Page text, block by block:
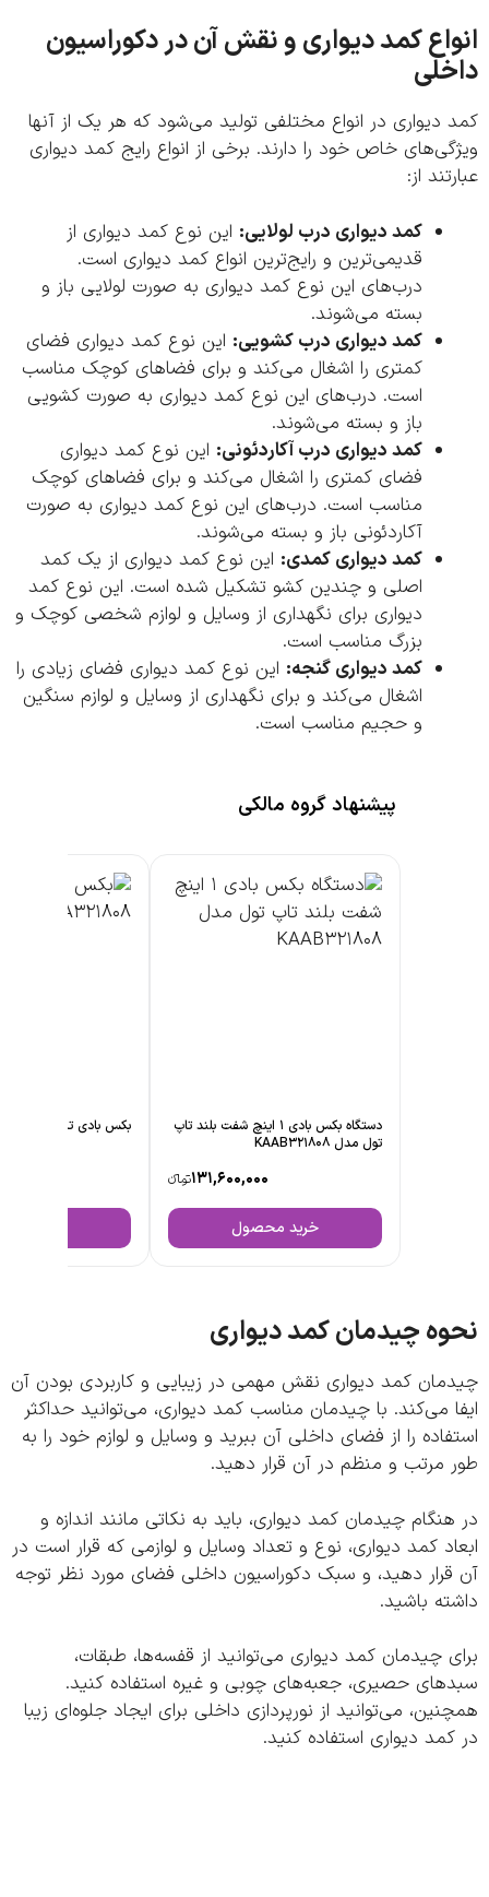
کمد دیواری و نقش آن در دکوراسیون
دیواری در انواع مختلفی تولید می‌شود که هر یک از آنها
خاص خود را دارند. برخی از انواع رایج کمد دیواری
از:
کمد دیواری درب لولایی:این نوع کمد دیواری از
قدیمی‌ترین و رایج‌ترین انواع کمد دیواری است.
درب‌های این نوع کمد دیواری به صورت لولایی باز و
بسته می‌شوند.
کمد دیواری درب کشویی:این نوع کمد دیواری فضای
کمتری را اشغال می‌کند و برای فضاهای کوچک مناسب
است. درب‌های این نوع کمد دیواری به صورت کشویی
باز و بسته می‌شوند.
کمد دیواری درب آکاردئونی:این نوع کمد دیواری
فضای کمتری را اشغال می‌کند و برای فضاهای کوچک
مناسب است. درب‌های این نوع کمد دیواری به صورت
آکاردئونی باز و بسته می‌شوند.
کمد دیواری کمدی:این نوع کمد دیواری از یک کمد
اصلی و چندین کشو تشکیل شده است. این نوع کمد
دیواری برای نگهداری از وسایل و لوازم شخصی کوچک و
بزرگ مناسب است.
کمد دیواری گنجه:این نوع کمد دیواری فضای زیادی را
اشغال می‌کند و برای نگهداری از وسایل و لوازم سنگین
و حجیم مناسب است.
پیشنهاد گروه مالکی
دستگاه بکس بادی 1 اینچ شفت بلند تاپ
تول مدل KAAB321808
131,600,000تومانءء
خرید محصول
بکس بادی تاپ تول مدل KAAA321808
چیدمان کمد دیواری
کمد دیواری نقش مهمی در زیبایی و کاربردی بودن آن
می‌کند. با چیدمان مناسب کمد دیواری، می‌توانید حداکثر
را از فضای داخلی آن ببرید و وسایل و لوازم خود را به
مرتب و منظم در آن قرار دهید.
چیدمان کمد دیواری، باید به نکاتی مانند اندازه و
کمد دیواری، نوع و تعداد وسایل و لوازمی که قرار است در
دهید، و سبک دکوراسیون داخلی فضای مورد نظر توجه
باشید.
چیدمان کمد دیواری می‌توانید از قفسه‌ها، طبقات،
حصیری، جعبه‌های چوبی و غیره استفاده کنید.
می‌توانید از نورپردازی داخلی برای ایجاد جلوه‌ای زیبا
دیواری استفاده کنید.